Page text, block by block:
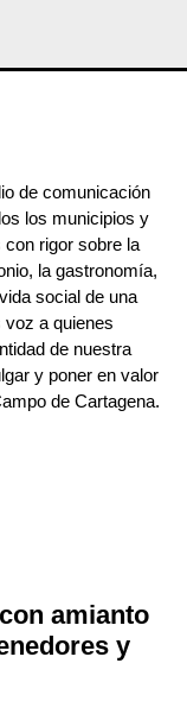
de comunicación
los municipios y
rigor sobre la
la gastronomía,
social de una
voz a quienes
de nuestra
y poner en valor
de Cartagena.
amianto
y